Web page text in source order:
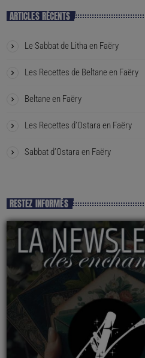
ARTICLES RÉCENTS
Le Sabbat de Litha en Faëry
Les Recettes de Beltane en Faëry
Beltane en Faëry
Les Recettes d’Ostara en Faëry
Sabbat d’Ostara en Faëry
RESTEZ INFORMÉS